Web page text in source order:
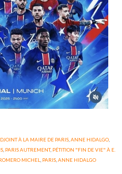
À LA MAIRE DE PARIS,ANNE HIDALGO,
, PARIS AUTREMENT, PÉTITION "FIN DE VIE" À E.
MICHEL, PARIS,ANNE HIDALGO